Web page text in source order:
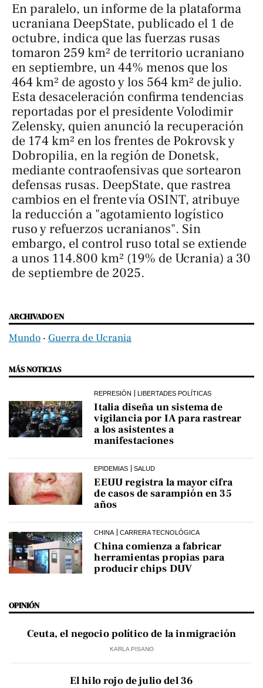
En paralelo, un informe de la plataforma
ucraniana DeepState, publicado el 1 de
octubre, indica que las fuerzas rusas
tomaron 259 km² de territorio ucraniano
en septiembre, un 44% menos que los
464 km² de agosto y los 564 km² de julio.
Esta desaceleración confirma tendencias
reportadas por el presidente Volodimir
Zelensky, quien anunció la recuperación
de 174 km² en los frentes de Pokrovsk y
Dobropilia, en la región de Donetsk,
mediante contraofensivas que sortearon
defensas rusas. DeepState, que rastrea
cambios en el frente vía OSINT, atribuye
la reducción a "agotamiento logístico
ruso y refuerzos ucranianos". Sin
embargo, el control ruso total se extiende
a unos 114.800 km² (19% de Ucrania) a 30
de septiembre de 2025.
ARCHIVADO EN
Mundo ‧ Guerra de Ucrania
MÁS NOTICIAS
REPRESIÓN LIBERTADES POLÍTICAS
Italia diseña un sistema de
vigilancia por IA para rastrear
a los asistentes a
manifestaciones
EPIDEMIAS SALUD
EEUU registra la mayor cifra
de casos de sarampión en 35
años
CHINA CARRERA TECNOLÓGICA
China comienza a fabricar
herramientas propias para
producir chips DUV
OPINIÓN
Ceuta, el negocio político de la inmigración
KARLA PISANO
El hilo rojo de julio del 36